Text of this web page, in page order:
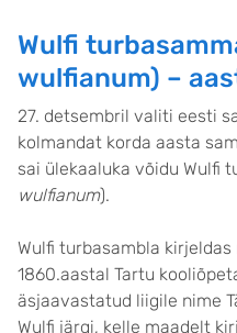
Wulfi
wulfianum) –
27. detsembril valiti eesti
kolmandat korda aasta
sai ülekaaluka võidu Wulfi
wulfianum).
Wulfi turbasambla
1860.aastal Tartu
äsjaavastatud liigile nime
Wulfi järgi, kelle maadelt